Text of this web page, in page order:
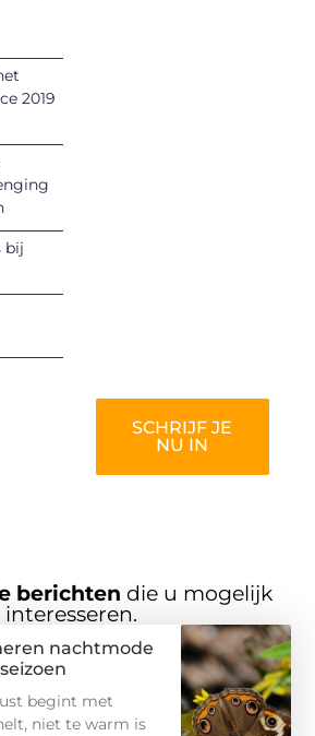
2019
bij
SCHRIJF JE
NU IN
berichten die u mogelijk
interesseren.
nachtmode
begint met
niet te warm is